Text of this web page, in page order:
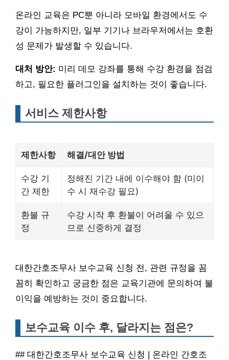
온라인 교육은 PC뿐 아니라 모바일 환경에서도 수
강이 가능하지만, 일부 기기나 브라우저에서는 호환
성 문제가 발생할 수 있습니다.
대처 방안: 미리 데모 강좌를 통해 수강 환경을 점검
하고, 필요한 플러그인을 설치하는 것이 좋습니다.
서비스 제한사항
제한사항 해결/대안 방법
수강 기
간 제한
정해진 기간 내에 이수해야 함 (미이
수 시 재수강 필요)
환불 규
정
수강 시작 후 환불이 어려울 수 있으
므로 신중하게 결정
대한간호조무사 보수교육 신청 전, 관련 규정을 꼼
꼼히 확인하고 궁금한 점은 교육기관에 문의하여 불
이익을 예방하는 것이 중요합니다.
보수교육 이수 후, 달라지는 점은?
## 대한간호조무사 보수교육 신청 | 온라인 간호조